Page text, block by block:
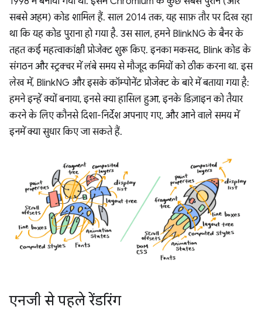
सबसे अहम) कोड शामिल हैं. साल 2014 तक, यह साफ़ तौर पर दिख रहा
था कि यह कोड पुराना हो गया है. उस साल, हमने BlinkNG के बैनर के
तहत कई महत्वाकांक्षी प्रोजेक्ट शुरू किए. इनका मकसद, Blink कोड के
संगठन और स्ट्रक्चर में लंबे समय से मौजूद कमियों को ठीक करना था. इस
लेख में, BlinkNG और इसके कॉम्पोनेंट प्रोजेक्ट के बारे में बताया गया है:
हमने इन्हें क्यों बनाया, इनसे क्या हासिल हुआ, इनके डिज़ाइन को तैयार
करने के लिए कौनसे दिशा-निर्देश अपनाए गए, और आने वाले समय में
इनमें क्या सुधार किए जा सकते हैं.
एनजी से पहले रेंडरिंग